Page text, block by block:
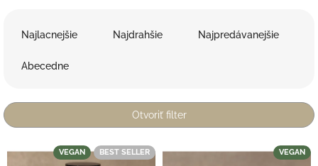
e
p
o
Najlacnejšie Najdrahšie Najpredávanejšie
Abecedne
Otvoriť filter
V
VEGAN BEST SELLER VEGAN